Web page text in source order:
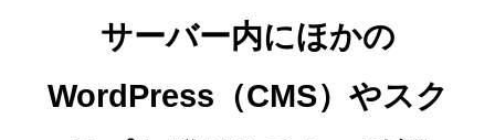
サーバー内にほかの
WordPress（CMS）やスク